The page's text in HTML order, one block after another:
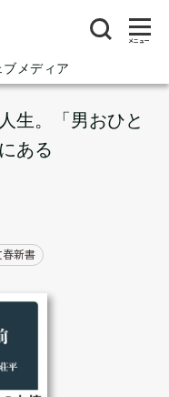
メディア
メニュー
生。「男おひと
ある
春新書